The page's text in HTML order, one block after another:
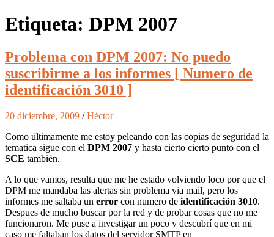
Etiqueta: DPM 2007
Problema con DPM 2007: No puedo
suscribirme a los informes [ Numero de
identificación 3010 ]
20 diciembre, 2009 /Héctor
Como últimamente me estoy peleando con las copias de seguridad la
tematica sigue con el DPM 2007 y hasta cierto cierto punto con el
SCE también.
A lo que vamos, resulta que me he estado volviendo loco por que el
DPM me mandaba las alertas sin problema via mail, pero los
informes me saltaba un error con numero de identificación 3010.
Despues de mucho buscar por la red y de probar cosas que no me
funcionaron. Me puse a investigar un poco y descubrí que en mi
caso me faltaban los datos del servidor SMTP en